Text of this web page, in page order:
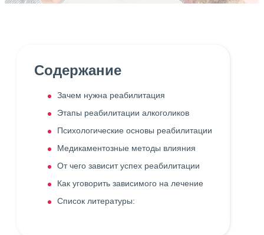
Содержание
Зачем нужна реабилитация
Этапы реабилитации алкоголиков
Психологические основы реабилитации
Медикаментозные методы влияния
От чего зависит успех реабилитации
Как уговорить зависимого на лечение
Список литературы: